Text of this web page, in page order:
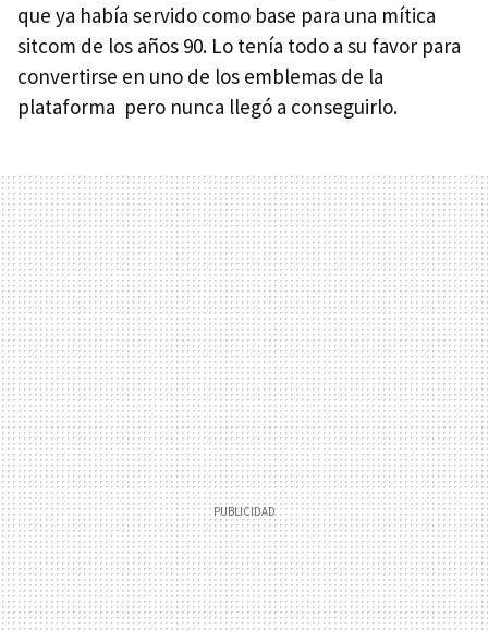
que ya había servido como base para una mítica
sitcom de los años 90. Lo tenía todo a su favor para
convertirse en uno de los emblemas de la
plataforma pero nunca llegó a conseguirlo.